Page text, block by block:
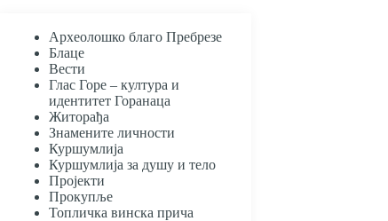
Археолошко благо Пребрезе
Блаце
Вести
Глас Горе – култура и
идентитет Горанаца
Житорађа
Знамените личности
Куршумлија
Куршумлија за душу и тело
Пројекти
Прокупље
Топличка винска прича